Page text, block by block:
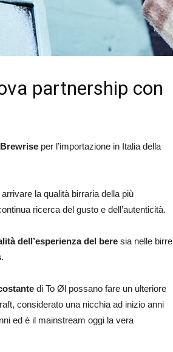
partnership con
per l’importazione in Italia della
la qualità birraria della più
ricerca del gusto e dell’autenticità.
dell’esperienza del bere sia nelle birre
.
di To Øl possano fare un ulteriore
considerato una nicchia ad inizio anni
ed è il mainstream oggi la vera